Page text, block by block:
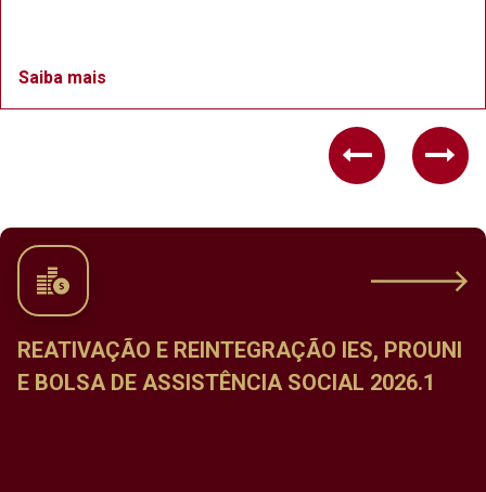
Saiba mais
Previous
CALENDÁRIO DE MATRÍCULA NAS
DISCIPLINAS DO PERÍODO LETIVO ESPECIAL